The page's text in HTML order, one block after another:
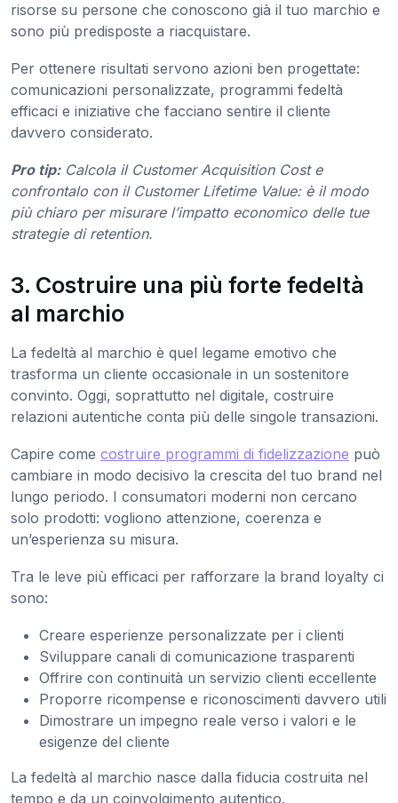
risorse su persone che conoscono già il tuo marchio e
sono più predisposte a riacquistare.
Per ottenere risultati servono azioni ben progettate:
comunicazioni personalizzate, programmi fedeltà
efficaci e iniziative che facciano sentire il cliente
davvero considerato.
Pro tip: Calcola il Customer Acquisition Cost e
confrontalo con il Customer Lifetime Value: è il modo
più chiaro per misurare l’impatto economico delle tue
strategie di retention.
3. Costruire una più forte fedeltà
al marchio
La fedeltà al marchio è quel legame emotivo che
trasforma un cliente occasionale in un sostenitore
convinto. Oggi, soprattutto nel digitale, costruire
relazioni autentiche conta più delle singole transazioni.
Capire come costruire programmi di fidelizzazione può
cambiare in modo decisivo la crescita del tuo brand nel
lungo periodo. I consumatori moderni non cercano
solo prodotti: vogliono attenzione, coerenza e
un’esperienza su misura.
Tra le leve più efficaci per rafforzare la brand loyalty ci
sono:
Creare esperienze personalizzate per i clienti
Sviluppare canali di comunicazione trasparenti
Offrire con continuità un servizio clienti eccellente
Proporre ricompense e riconoscimenti davvero utili
Dimostrare un impegno reale verso i valori e le
esigenze del cliente
La fedeltà al marchio nasce dalla fiducia costruita nel
tempo e da un coinvolgimento autentico.